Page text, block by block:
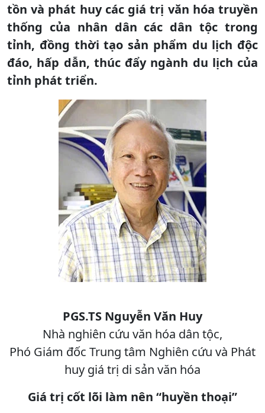
tồn và phát huy các giá trị văn hóa truyền
thống của nhân dân các dân tộc trong
tỉnh, đồng thời tạo sản phẩm du lịch độc
đáo, hấp dẫn, thúc đẩy ngành du lịch của
tỉnh phát triển.
PGS.TS Nguyễn Văn Huy
Nhà nghiên cứu văn hóa dân tộc,
Phó Giám đốc Trung tâm Nghiên cứu và Phát
huy giá trị di sản văn hóa
Giá trị cốt lõi làm nên “huyền thoại”